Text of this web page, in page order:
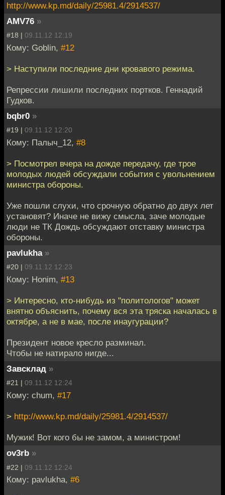
http://www.kp.md/daily/25981.4/2914537/
AMV76 »
#18 | 09.11.12 12:19
Кому: Goblin, #12
> Наступили последние дни кровавого режима.
Репрессии лишили последних портков. Геннадий
Гудков.
bqbr0 »
#19 | 09.11.12 12:20
Кому: Палыч_12, #8
> Посмотрел вчера на дожде передачу, где трое
молодых людей обсуждали события с увольнением
министра обороны.
Уже пошли слухи, что срочную обратно до двух лет
установят? Иначе не вижу смысла, заче молодые
люди не ТК Дождь обсуждают отставку министра
обороны.
pavlukha »
#20 | 09.11.12 12:23
Кому: Honim, #13
> Интересно, кто-нибудь из "политологов" может
внятно объяснить, почему вся эта тряска началась в
октябре, а не в мае, после инаугурации?
Президент новое кресло разминал.
Чтобы не натирало нигде...
Завсклад »
#21 | 09.11.12 12:24
Кому: chum, #17
> http://www.kp.md/daily/25981.4/2914537/
Мужик! Вот кого бы не замом, а министром!
ov3rb »
#22 | 09.11.12 12:24
Кому: pavlukha, #6